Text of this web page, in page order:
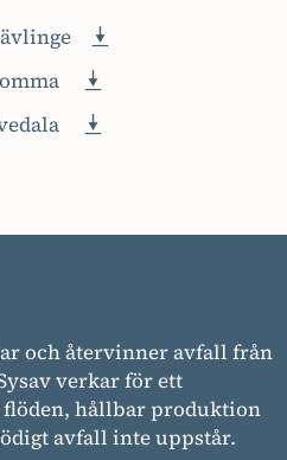
och återvinner avfall från
verkar för ett
hållbar produktion
avfall inte uppstår.